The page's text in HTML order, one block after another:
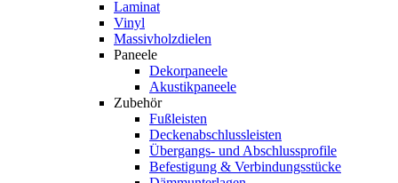
Laminat
Vinyl
Massivholzdielen
Paneele
Dekorpaneele
Akustikpaneele
Zubehör
Fußleisten
Deckenabschlussleisten
Übergangs- und Abschlussprofile
Befestigung & Verbindungsstücke